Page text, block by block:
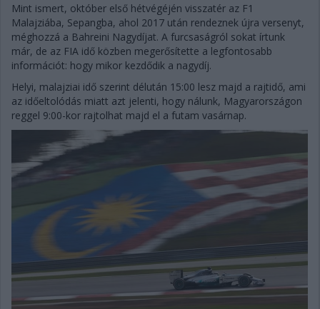
Mint ismert, október első hétvégéjén visszatér az F1
Malajziába, Sepangba, ahol 2017 után rendeznek újra versenyt,
méghozzá a Bahreini Nagydíjat. A furcsaságról sokat írtunk
már, de az FIA idő közben megerősítette a legfontosabb
információt: hogy mikor kezdődik a nagydíj.
Helyi, malajziai idő szerint délután 15:00 lesz majd a rajtidő, ami
az időeltolódás miatt azt jelenti, hogy nálunk, Magyarországon
reggel 9:00-kor rajtolhat majd el a futam vasárnap.